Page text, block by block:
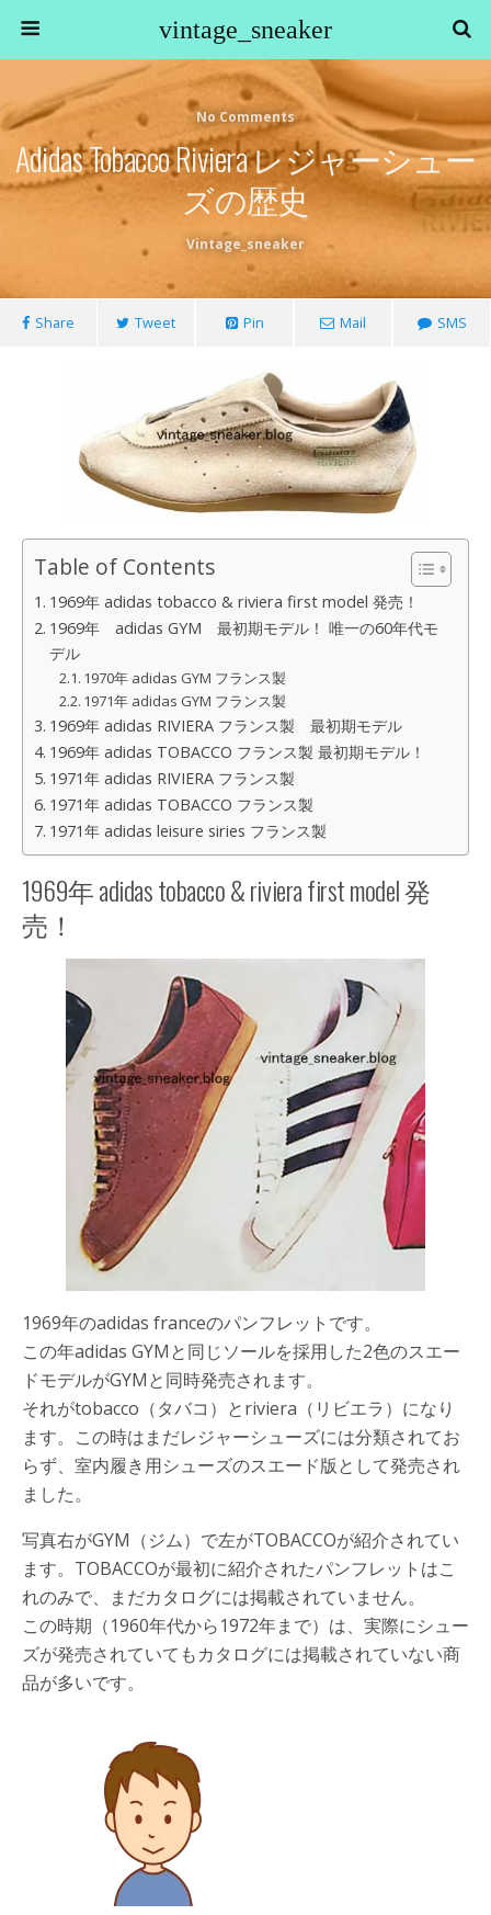
vintage_sneaker
No Comments
Adidas Tobacco Riviera レジャーシュー
ズの歴史
Vintage_sneaker
Share Tweet Pin Mail SMS
Table of Contents
1969年 adidas tobacco & riviera first model 発売！
1969年 adidas GYM 最初期モデル！ 唯一の60年代モ
デル
1970年 adidas GYM フランス製
1971年 adidas GYM フランス製
1969年 adidas RIVIERA フランス製 最初期モデル
1969年 adidas TOBACCO フランス製 最初期モデル！
1971年 adidas RIVIERA フランス製
1971年 adidas TOBACCO フランス製
1971年 adidas leisure siries フランス製
1969年 adidas tobacco & riviera first model 発
売！
1969年のadidas franceのパンフレットです。
この年adidas GYMと同じソールを採用した2色のスエー
ドモデルがGYMと同時発売されます。
それがtobacco（タバコ）とriviera（リビエラ）になり
ます。この時はまだレジャーシューズには分類されてお
らず、室内履き用シューズのスエード版として発売され
ました。
写真右がGYM（ジム）で左がTOBACCOが紹介されてい
ます。TOBACCOが最初に紹介されたパンフレットはこ
れのみで、まだカタログには掲載されていません。
この時期（1960年代から1972年まで）は、実際にシュー
ズが発売されていてもカタログには掲載されていない商
品が多いです。